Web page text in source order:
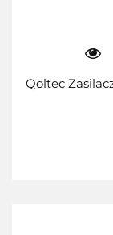
Qoltec